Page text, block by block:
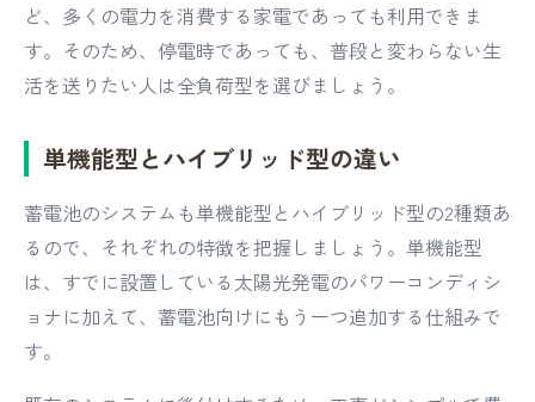
ど、多くの電力を消費する家電であっても利用できま
す。そのため、停電時であっても、普段と変わらない生
活を送りたい人は全負荷型を選びましょう。
単機能型とハイブリッド型の違い
蓄電池のシステムも単機能型とハイブリッド型の2種類あ
るので、それぞれの特徴を把握しましょう。単機能型
は、すでに設置している太陽光発電のパワーコンディシ
ョナに加えて、蓄電池向けにもう一つ追加する仕組みで
す。